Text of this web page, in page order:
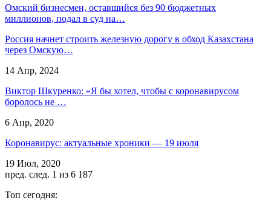
Омский бизнесмен, оставшийся без 90 бюджетных
миллионов, подал в суд на…
Россия начнет строить железную дорогу в обход Казахстана
через Омскую…
14 Апр, 2024
Виктор Шкуренко: «Я бы хотел, чтобы с коронавирусом
боролось не …
6 Апр, 2020
Коронавирус: актуальные хроники — 19 июля
19 Июл, 2020
пред. след. 1 из 6 187
Топ сегодня: